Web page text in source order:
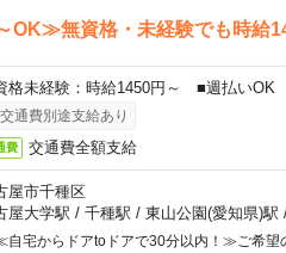
OK≫無資格・未経験でも時給
格未経験：時給1450円～ ■週払い
交通費別途支給あり
費 交通費全額支給
屋市千種区
屋大学駅 / 千種駅 / 東山公園(愛知県)駅
自宅からドアtoドアで30分以内！≫ご希望